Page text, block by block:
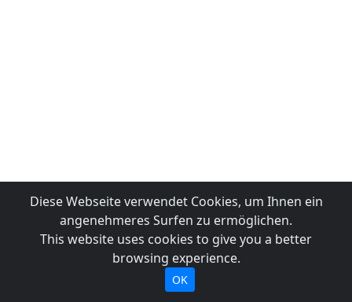
Diese Webseite verwendet Cookies, um Ihnen ein
angenehmeres Surfen zu ermöglichen.
This website uses cookies to give you a better
browsing experience.
OK